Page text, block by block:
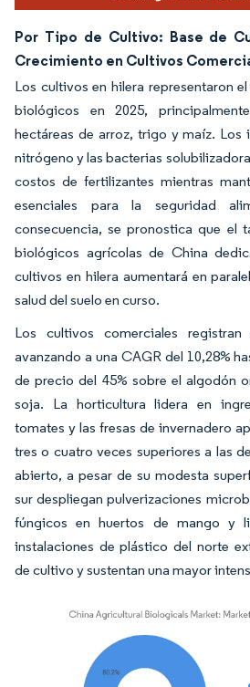
Por Tipo de Cultivo: Base de
Crecimiento en Cultivos
Los cultivos en hilera representaron
biológicos en 2025,
hectáreas de arroz, trigo y maíz. Los
nitrógeno y las bacterias
costos de fertilizantes mientras
esenciales para la seguridad
consecuencia, se pronostica que el
biológicos agrícolas de China
cultivos en hilera aumentará en
salud del suelo en curso.
Los cultivos comerciales
avanzando a una CAGR del 10,28%
de precio del 45% sobre el algodón
soja. La horticultura lidera en
tomates y las fresas de invernadero
tres o cuatro veces superiores a las
abierto, a pesar de su modesta
sur despliegan pulverizaciones
fúngicos en huertos de mango y
instalaciones de plástico del norte
de cultivo y sustentan una mayor